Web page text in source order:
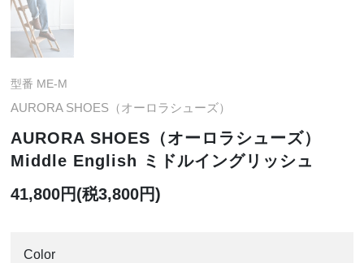
型番 ME-M
AURORA SHOES（オーロラシューズ）
AURORA SHOES（オーロラシューズ）
Middle English ミドルイングリッシュ
41,800円(税3,800円)
Color